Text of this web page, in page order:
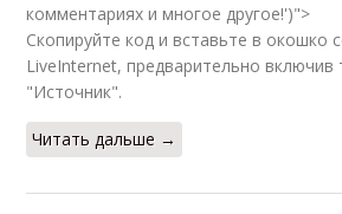
комментариях и многое другое!')">
Скопируйте код и вставьте в окошко
LiveInternet, предварительно
"Источник".
Читать дальше →